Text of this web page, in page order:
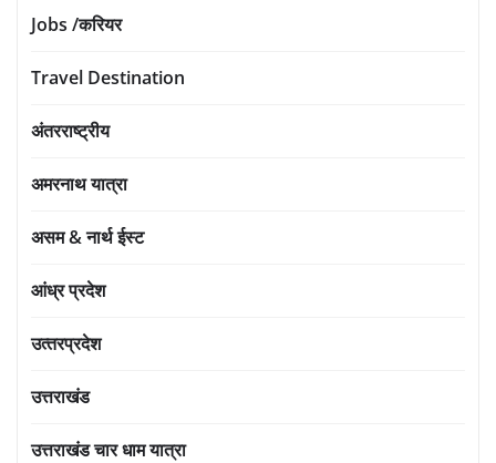
Jobs /करियर
Travel Destination
अंतरराष्ट्रीय
अमरनाथ यात्रा
असम & नार्थ ईस्ट
आंध्र प्रदेश
उत्‍तरप्रदेश
उत्तराखंड
उत्तराखंड चार धाम यात्रा